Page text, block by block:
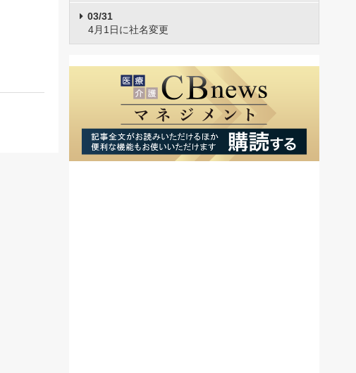
03/31
4月1日に社名変更